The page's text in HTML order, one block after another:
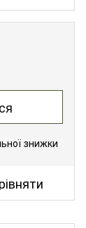
знижки